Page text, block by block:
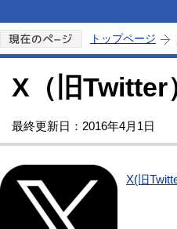
トップページ
X（旧Twitter
最終更新日：2016年4月1日
X(旧